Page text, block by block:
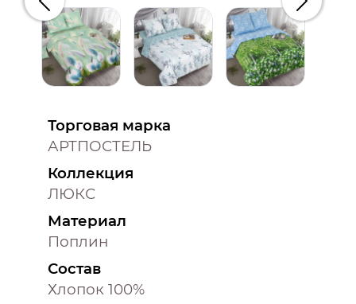
Предыдущий
Торговая марка
АРТПОСТЕЛЬ
Коллекция
ЛЮКС
Материал
Поплин
Состав
Хлопок 100%